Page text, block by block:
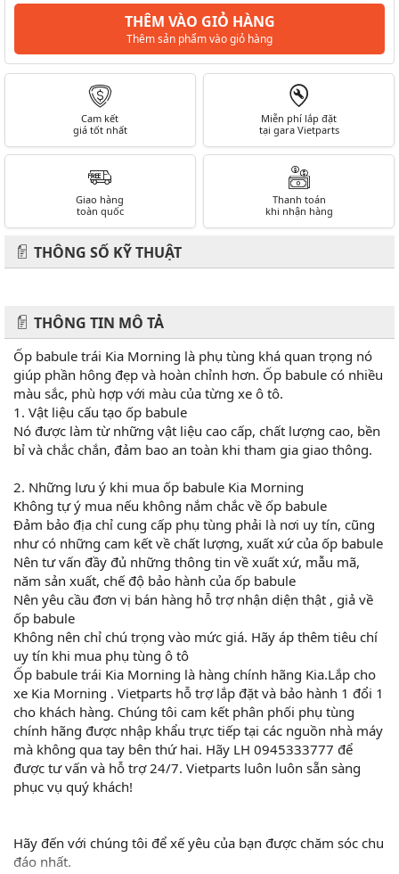
THÊM VÀO GIỎ HÀNG
Thêm sản phẩm vào giỏ hàng
Cam kết
giá tốt nhất
Miễn phí lắp đặt
tại gara Vietparts
Giao hàng
toàn quốc
Thanh toán
khi nhận hàng
THÔNG SỐ KỸ THUẬT
THÔNG TIN MÔ TẢ
Ốp babule trái Kia Morning là phụ tùng khá quan trọng nó
giúp phần hông đẹp và hoàn chỉnh hơn. Ốp babule có nhiều
màu sắc, phù hợp với màu của từng xe ô tô.
1. Vật liệu cấu tạo ốp babule
Nó được làm từ những vật liệu cao cấp, chất lượng cao, bền
bỉ và chắc chắn, đảm bao an toàn khi tham gia giao thông.
2. Những lưu ý khi mua ốp babule Kia Morning
Không tự ý mua nếu không nắm chắc về ốp babule
Đảm bảo địa chỉ cung cấp phụ tùng phải là nơi uy tín, cũng
như có những cam kết về chất lượng, xuất xứ của ốp babule
Nên tư vấn đầy đủ những thông tin về xuất xứ, mẫu mã,
năm sản xuất, chế độ bảo hành của ốp babule
Nên yêu cầu đơn vị bán hàng hỗ trợ nhận diện thật , giả về
ốp babule
Không nên chỉ chú trọng vào mức giá. Hãy áp thêm tiêu chí
uy tín khi mua phụ tùng ô tô
Ốp babule trái Kia Morning là hàng chính hãng Kia.Lắp cho
xe Kia Morning . Vietparts hỗ trợ lắp đặt và bảo hành 1 đổi 1
cho khách hàng. Chúng tôi cam kết phân phối phụ tùng
chính hãng được nhập khẩu trực tiếp tại các nguồn nhà máy
mà không qua tay bên thứ hai. Hãy LH 0945333777 để
được tư vấn và hỗ trợ 24/7. Vietparts luôn luôn sẵn sàng
phục vụ quý khách!
Hãy đến với chúng tôi để xế yêu của bạn được chăm sóc chu
đáo nhất.